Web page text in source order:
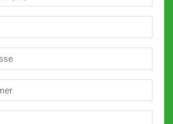
m²
Name
Mail
(erforderlich)